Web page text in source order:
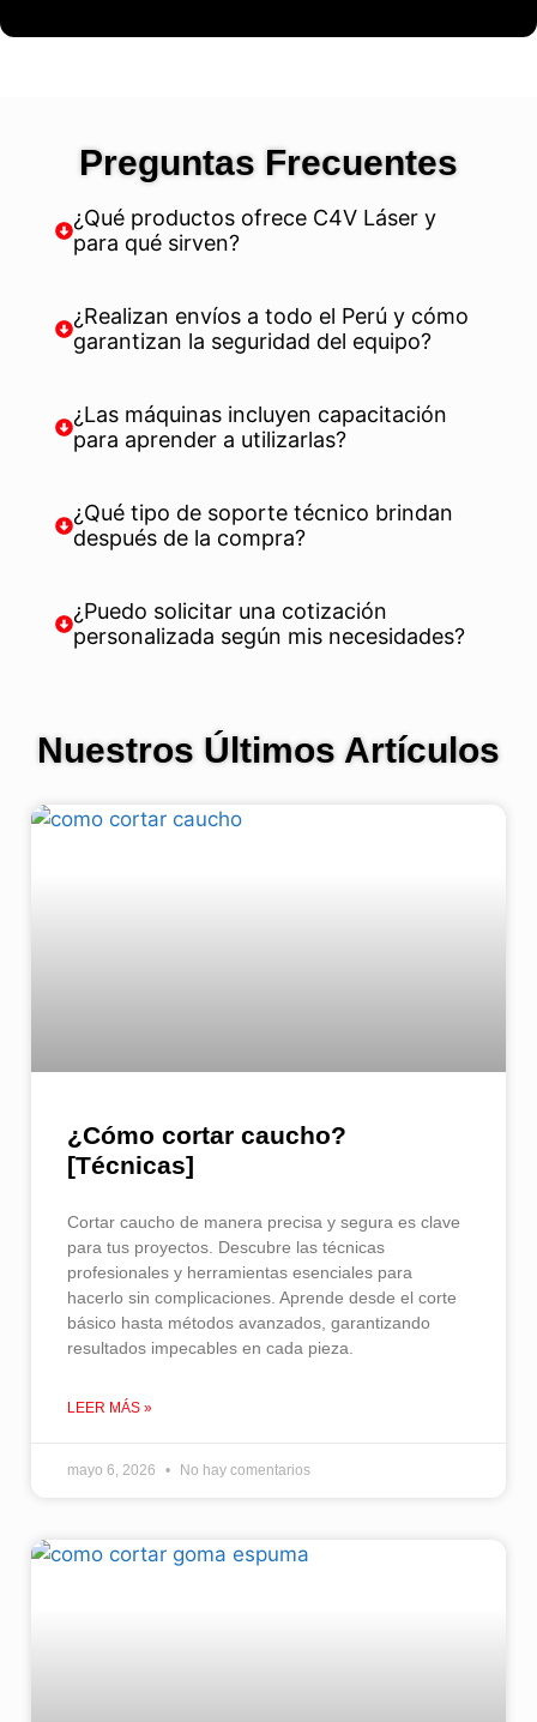
Preguntas Frecuentes
¿Qué productos ofrece C4V Láser y
para qué sirven?
¿Realizan envíos a todo el Perú y cómo
garantizan la seguridad del equipo?
¿Las máquinas incluyen capacitación
para aprender a utilizarlas?
¿Qué tipo de soporte técnico brindan
después de la compra?
¿Puedo solicitar una cotización
personalizada según mis necesidades?
Nuestros Últimos Artículos
¿Cómo cortar caucho​?
[Técnicas]
Cortar caucho de manera precisa y segura es clave
para tus proyectos. Descubre las técnicas
profesionales y herramientas esenciales para
hacerlo sin complicaciones. Aprende desde el corte
básico hasta métodos avanzados, garantizando
resultados impecables en cada pieza.
LEER MÁS »
mayo 6, 2026 No hay comentarios